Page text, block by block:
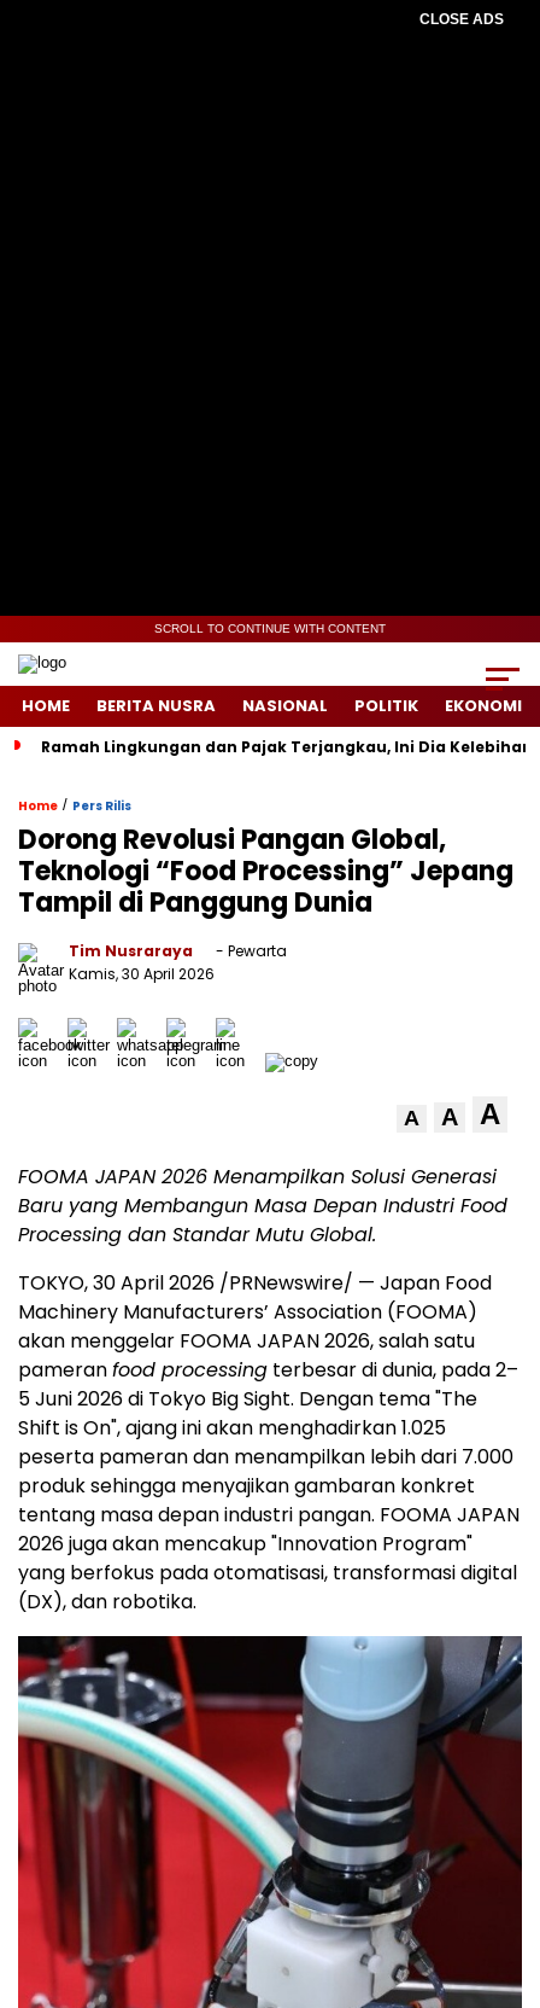
CLOSE ADS
SCROLL TO CONTINUE WITH CONTENT
HOME BERITA NUSRA NASIONAL POLITIK EKONOMI
Ramah Lingkungan dan Pajak Terjangkau, Ini Dia
Home / Pers Rilis
Dorong Revolusi Pangan Global,
Teknologi “Food Processing” Jepang
Tampil di Panggung Dunia
Tim Nusraraya
- Pewarta
Kamis, 30 April 2026
A A A
FOOMA JAPAN 2026 Menampilkan Solusi Generasi
Baru yang Membangun Masa Depan Industri Food
Processing dan Standar Mutu Global.
TOKYO, 30 April 2026 /PRNewswire/ — Japan Food
Machinery Manufacturers’ Association (FOOMA)
akan menggelar FOOMA JAPAN 2026, salah satu
pameranfood processing terbesar di dunia, pada 2–
5 Juni 2026 di Tokyo Big Sight. Dengan tema "The
Shift is On", ajang ini akan menghadirkan 1.025
peserta pameran dan menampilkan lebih dari 7.000
produk sehingga menyajikan gambaran konkret
tentang masa depan industri pangan. FOOMA JAPAN
2026 juga akan mencakup "Innovation Program"
yang berfokus pada otomatisasi, transformasi digital
(DX), dan robotika.